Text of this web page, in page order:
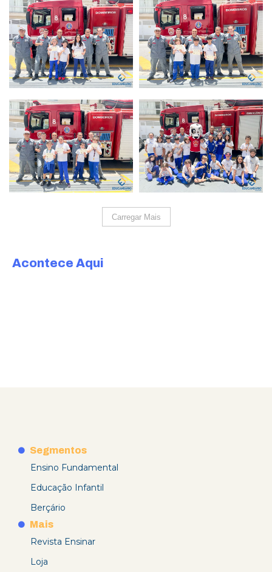
Carregar Mais
Acontece Aqui
Segmentos
Ensino Fundamental
Educação Infantil
Berçário
Mais
Revista Ensinar
Loja